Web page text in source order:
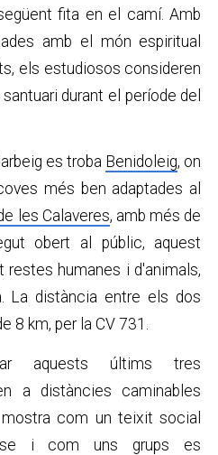
fita en el camí. Amb
amb el món espiritual
els estudiosos consideren
durant el període del
es troba Benidoleig, on
més ben adaptades al
les Calaveres, amb més de
obert al públic, aquest
restes humanes i d'animals,
La distància entre els dos
8 km, per la CV 731.
aquests últims tres
a distàncies caminables
com un teixit social
se i com uns grups es